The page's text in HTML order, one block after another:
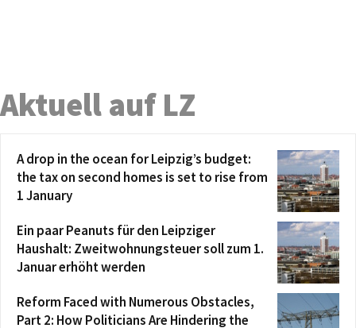
Aktuell auf LZ
A drop in the ocean for Leipzig’s budget:
the tax on second homes is set to rise from
1 January
Ein paar Peanuts für den Leipziger
Haushalt: Zweitwohnungsteuer soll zum 1.
Januar erhöht werden
Reform Faced with Numerous Obstacles,
Part 2: How Politicians Are Hindering the